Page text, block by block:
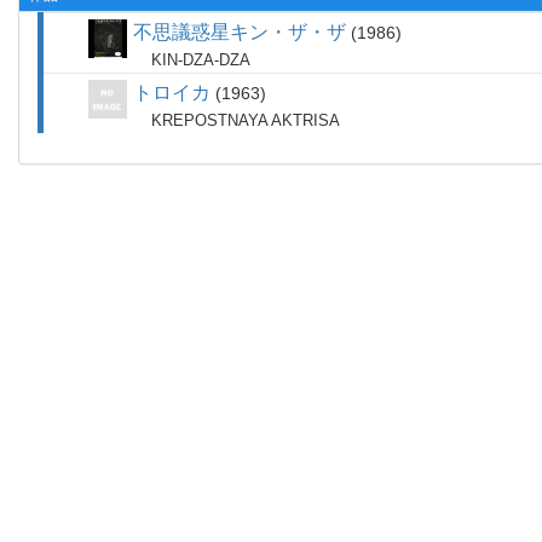
不思議惑星キン・ザ・ザ 1986
KIN-DZA-DZA
トロイカ 1963
KREPOSTNAYA AKTRISA